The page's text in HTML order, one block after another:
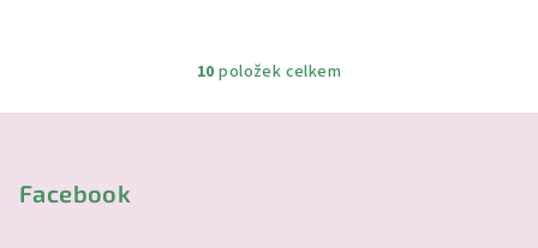
O
v
10 položek celkem
Facebook